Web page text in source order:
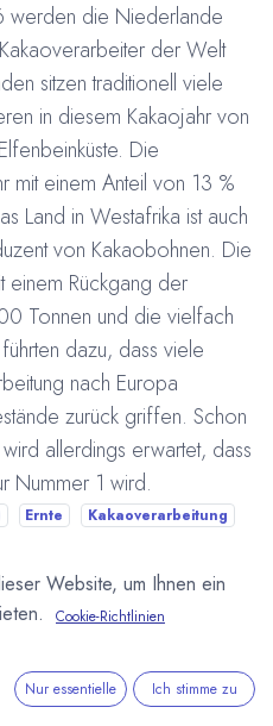
werden die Niederlande
der Welt
sitzen traditionell viele
in diesem Kakaojahr von
Die
mit einem Anteil von 13 %
Land in Westafrika ist auch
von Kakaobohnen. Die
Rückgang der
Tonnen und die vielfach
dazu, dass viele
nach Europa
zurück griffen. Schon
allerdings erwartet, dass
Nummer 1 wird.
Ernte
Kakaoverarbeitung
Website, um Ihnen ein
Cookie-Richtlinien
Nur essentielle Ich stimme zu